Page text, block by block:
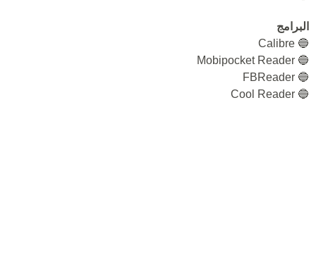
البرامج
🔵 Calibre
🔵 Mobipocket Reader
🔵 FBReader
🔵 Cool Reader